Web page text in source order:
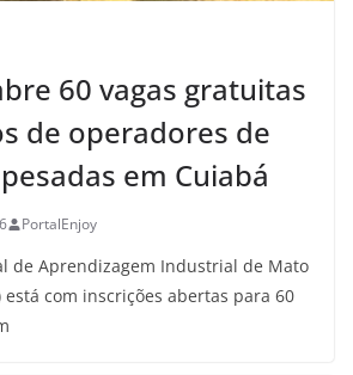
60 vagas gratuitas
de operadores de
em Cuiabá
PortalEnjoy
de Aprendizagem Industrial de Mato
está com inscrições abertas para 60